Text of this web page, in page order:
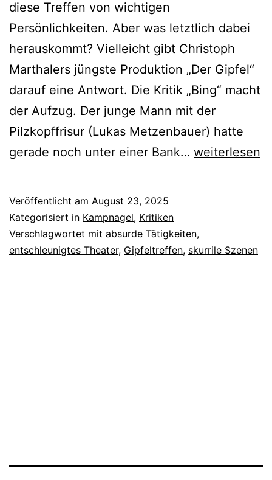
diese Treffen von wichtigen
Persönlichkeiten. Aber was letztlich dabei
herauskommt? Vielleicht gibt Christoph
Marthalers jüngste Produktion „Der Gipfel“
darauf eine Antwort. Die Kritik „Bing“ macht
der Aufzug. Der junge Mann mit der
Pilzkopffrisur (Lukas Metzenbauer) hatte
gerade noch unter einer Bank… Der
weiterlesen
Veröffentlicht am August 23, 2025
Kategorisiert in Kampnagel, Kritiken
Verschlagwortet mit absurde Tätigkeiten,
entschleunigtes Theater, Gipfeltreffen, skurrile Szenen